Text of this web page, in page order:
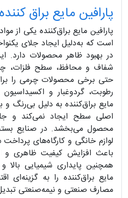
پارافین مایع براق کننده
پارافین مایع براق‌کننده یکی از
است که به‌دلیل ایجاد جلای
در بهبود ظاهر محصولات دارد.
شفاف و محافظ، سطح فلزات،
حتی برخی محصولات چرمی را
رطوبت، گردوغبار و
مایع براق‌کننده به دلیل بی‌رنگ
اصلی سطح ایجاد نمی‌کند و
محصول می‌بخشد. در صنایع
لوازم خانگی و کارگاه‌های
باعث افزایش کیفیت ظاهری و
همچنین پایداری شیمیایی بالا
مایع براق‌کننده را به گزینه‌ای
مصارف صنعتی و نیمه‌صنعتی